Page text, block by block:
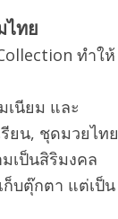
ทย
ทำให้
เนียม และ
ยน, ชุดมวยไทย
เป็นสิริมงคล
บตุ๊กตา แต่เป็น